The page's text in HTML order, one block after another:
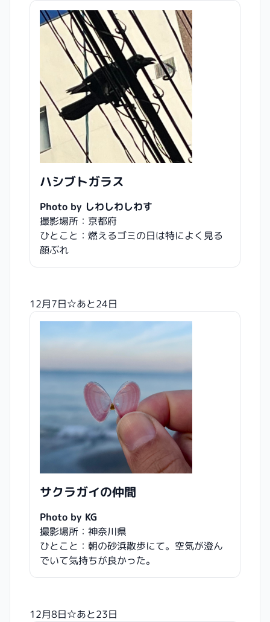
ハシブトガラス
Photo by しわしわしわす
撮影場所：京都府
ひとこと：燃えるゴミの日は特によく見る
顔ぶれ
12月7日☆あと24日
サクラガイの仲間
Photo by KG
撮影場所：神奈川県
ひとこと：朝の砂浜散歩にて。空気が澄ん
でいて気持ちが良かった。
12月8日☆あと23日